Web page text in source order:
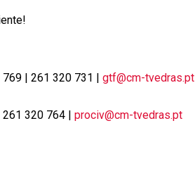
| 261 320 731 | gtf@cm-tvedras.pt
320 764 | prociv@cm-tvedras.pt